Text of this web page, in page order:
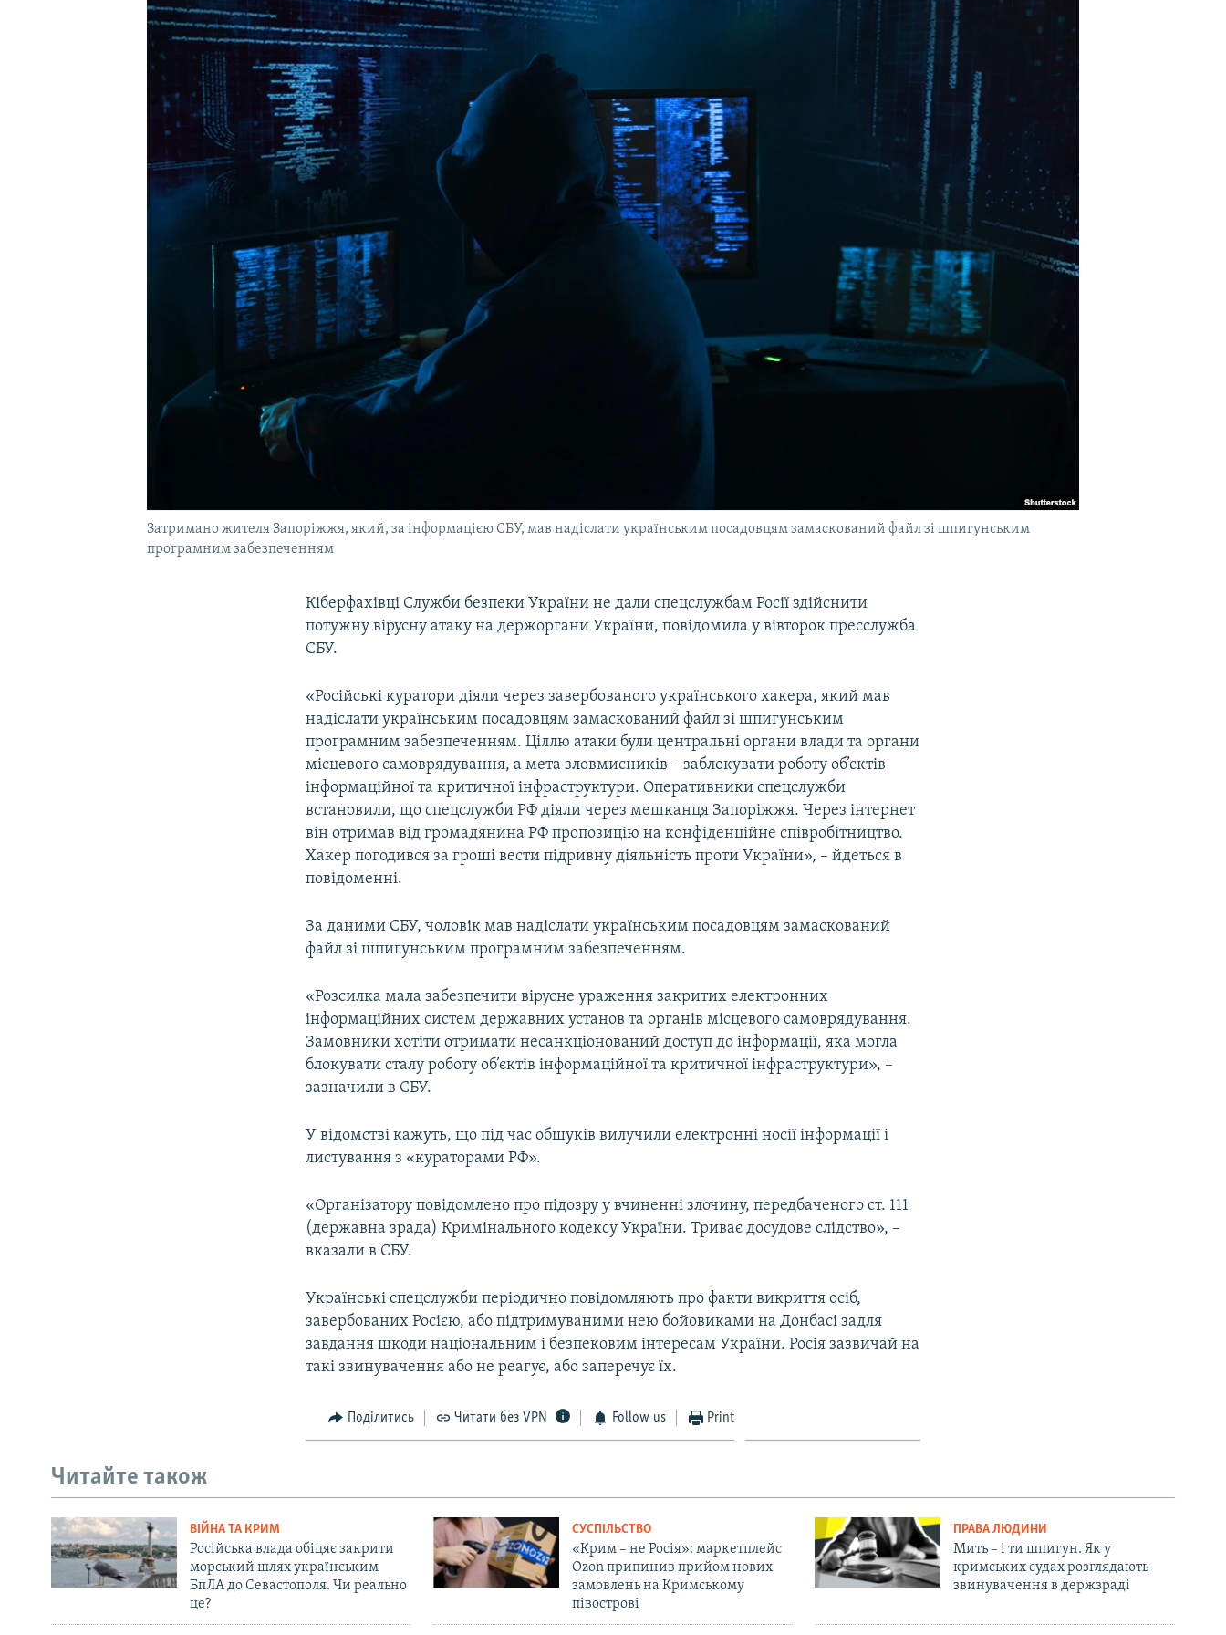
УКРАЇНСЬКА ПРОБЛЕМА КРИМУ
Затримано жителя Запоріжжя, який, за інформацією СБУ, мав надіслати українським посадовцям замаскований файл зі шпигунським
програмним забезпеченням
Кіберфахівці Служби безпеки України не дали спецслужбам Росії здійснити
потужну вірусну атаку на держоргани України, повідомила у вівторок пресслужба
СБУ.
«Російські куратори діяли через завербованого українського хакера, який мав
надіслати українським посадовцям замаскований файл зі шпигунським
програмним забезпеченням. Ціллю атаки були центральні органи влади та органи
місцевого самоврядування, а мета зловмисників – заблокувати роботу об’єктів
інформаційної та критичної інфраструктури. Оперативники спецслужби
встановили, що спецслужби РФ діяли через мешканця Запоріжжя. Через інтернет
він отримав від громадянина РФ пропозицію на конфіденційне співробітництво.
Хакер погодився за гроші вести підривну діяльність проти України», – йдеться в
повідоменні.
За даними СБУ, чоловік мав надіслати українським посадовцям замаскований
файл зі шпигунським програмним забезпеченням.
«Розсилка мала забезпечити вірусне ураження закритих електронних
інформаційних систем державних установ та органів місцевого самоврядування.
Замовники хотіти отримати несанкціонований доступ до інформації, яка могла
блокувати сталу роботу об’єктів інформаційної та критичної інфраструктури», –
зазначили в СБУ.
У відомстві кажуть, що під час обшуків вилучили електронні носії інформації і
листування з «кураторами РФ».
«Організатору повідомлено про підозру у вчиненні злочину, передбаченого ст. 111
(державна зрада) Кримінального кодексу України. Триває досудове слідство», –
вказали в СБУ.
Українські спецслужби періодично повідомляють про факти викриття осіб,
завербованих Росією, або підтримуваними нею бойовиками на Донбасі задля
завдання шкоди національним і безпековим інтересам України. Росія зазвичай на
такі звинувачення або не реагує, або заперечує їх.
Поділитись Читати без VPN Follow us Print
Читайте також
ВІЙНА ТА КРИМ
Російська влада обіцяє закрити
морський шлях українським
БпЛА до Севастополя. Чи реально
це?
СУСПІЛЬСТВО
«Крим – не Росія»: маркетплейс
Ozon припинив прийом нових
замовлень на Кримському
півострові
ПРАВА ЛЮДИНИ
Мить – і ти шпигун. Як у
кримських судах розглядають
звинувачення в держзраді